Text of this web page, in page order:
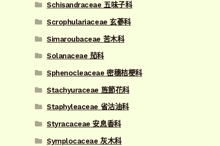
Schisandraceae 五味子科
Scrophulariaceae 玄蔘科
Simaroubaceae 苦木科
Solanaceae 茄科
Sphenocleaceae 密穗桔梗科
Stachyuraceae 旌節花科
Staphyleaceae 省沽油科
Styracaceae 安息香科
Symplocaceae 灰木科